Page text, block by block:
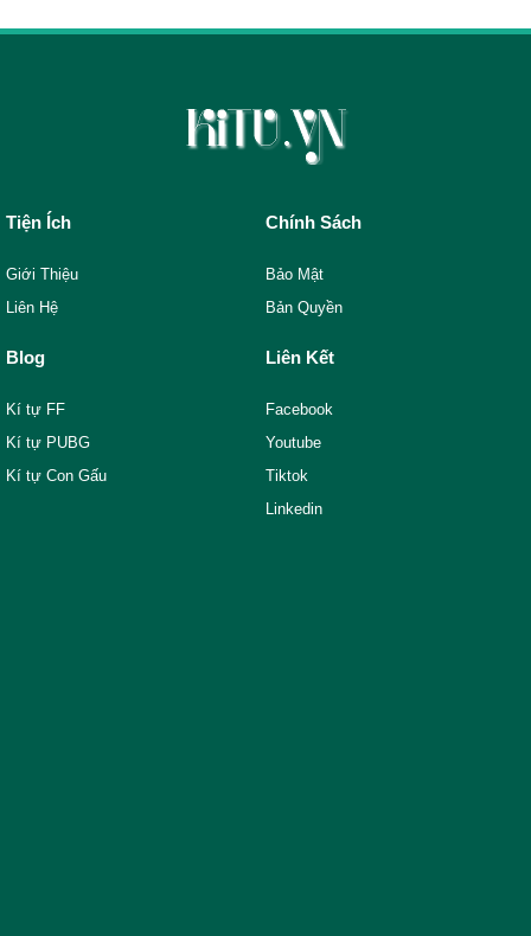
Tiện Ích
Giới Thiệu
Liên Hệ
Chính Sách
Bảo Mật
Bản Quyền
Blog
Kí tự FF
Kí tự PUBG
Kí tự Con Gấu
Liên Kết
Facebook
Youtube
Tiktok
Linkedin